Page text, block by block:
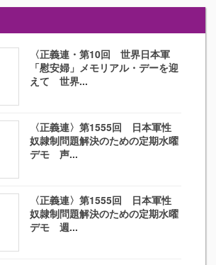
〈正義連・第10回 世界日本軍
「慰安婦」メモリアル・デーを迎
えて 世界...
〈正義連〉第1555回 日本軍性
奴隷制問題解決のための定期水曜
デモ 声...
〈正義連〉第1555回 日本軍性
奴隷制問題解決のための定期水曜
デモ 週...